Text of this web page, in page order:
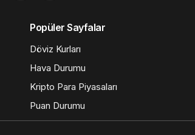
Popüler Sayfalar
Döviz Kurları
Hava Durumu
Kripto Para Piyasaları
Puan Durumu